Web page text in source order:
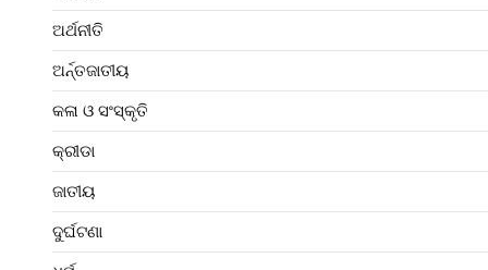
ଅର୍ଥନୀତି
ଅର୍ନ୍ତଜାତୀୟ
କଳା ଓ ସଂସ୍କୃତି
କ୍ରୀଡା
ଜାତୀୟ
ଦୁର୍ଘଟଣା